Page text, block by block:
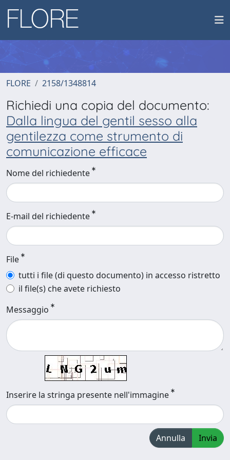
FLORE 2158/1348814
Richiedi una copia del documento:
Dalla lingua del gentil sesso alla
gentilezza come strumento di
comunicazione efficace
Nome del richiedente
E-mail del richiedente
File
tutti i file (di questo documento) in accesso ristretto
il file(s) che avete richiesto
Messaggio
Inserire la stringa presente nell'immagine
Annulla Invia